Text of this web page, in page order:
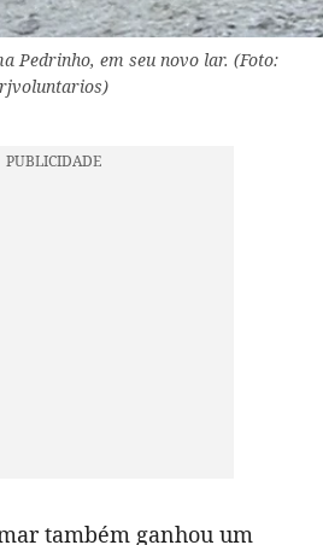
Pedrinho, em seu novo lar. (Foto:
também ganhou um